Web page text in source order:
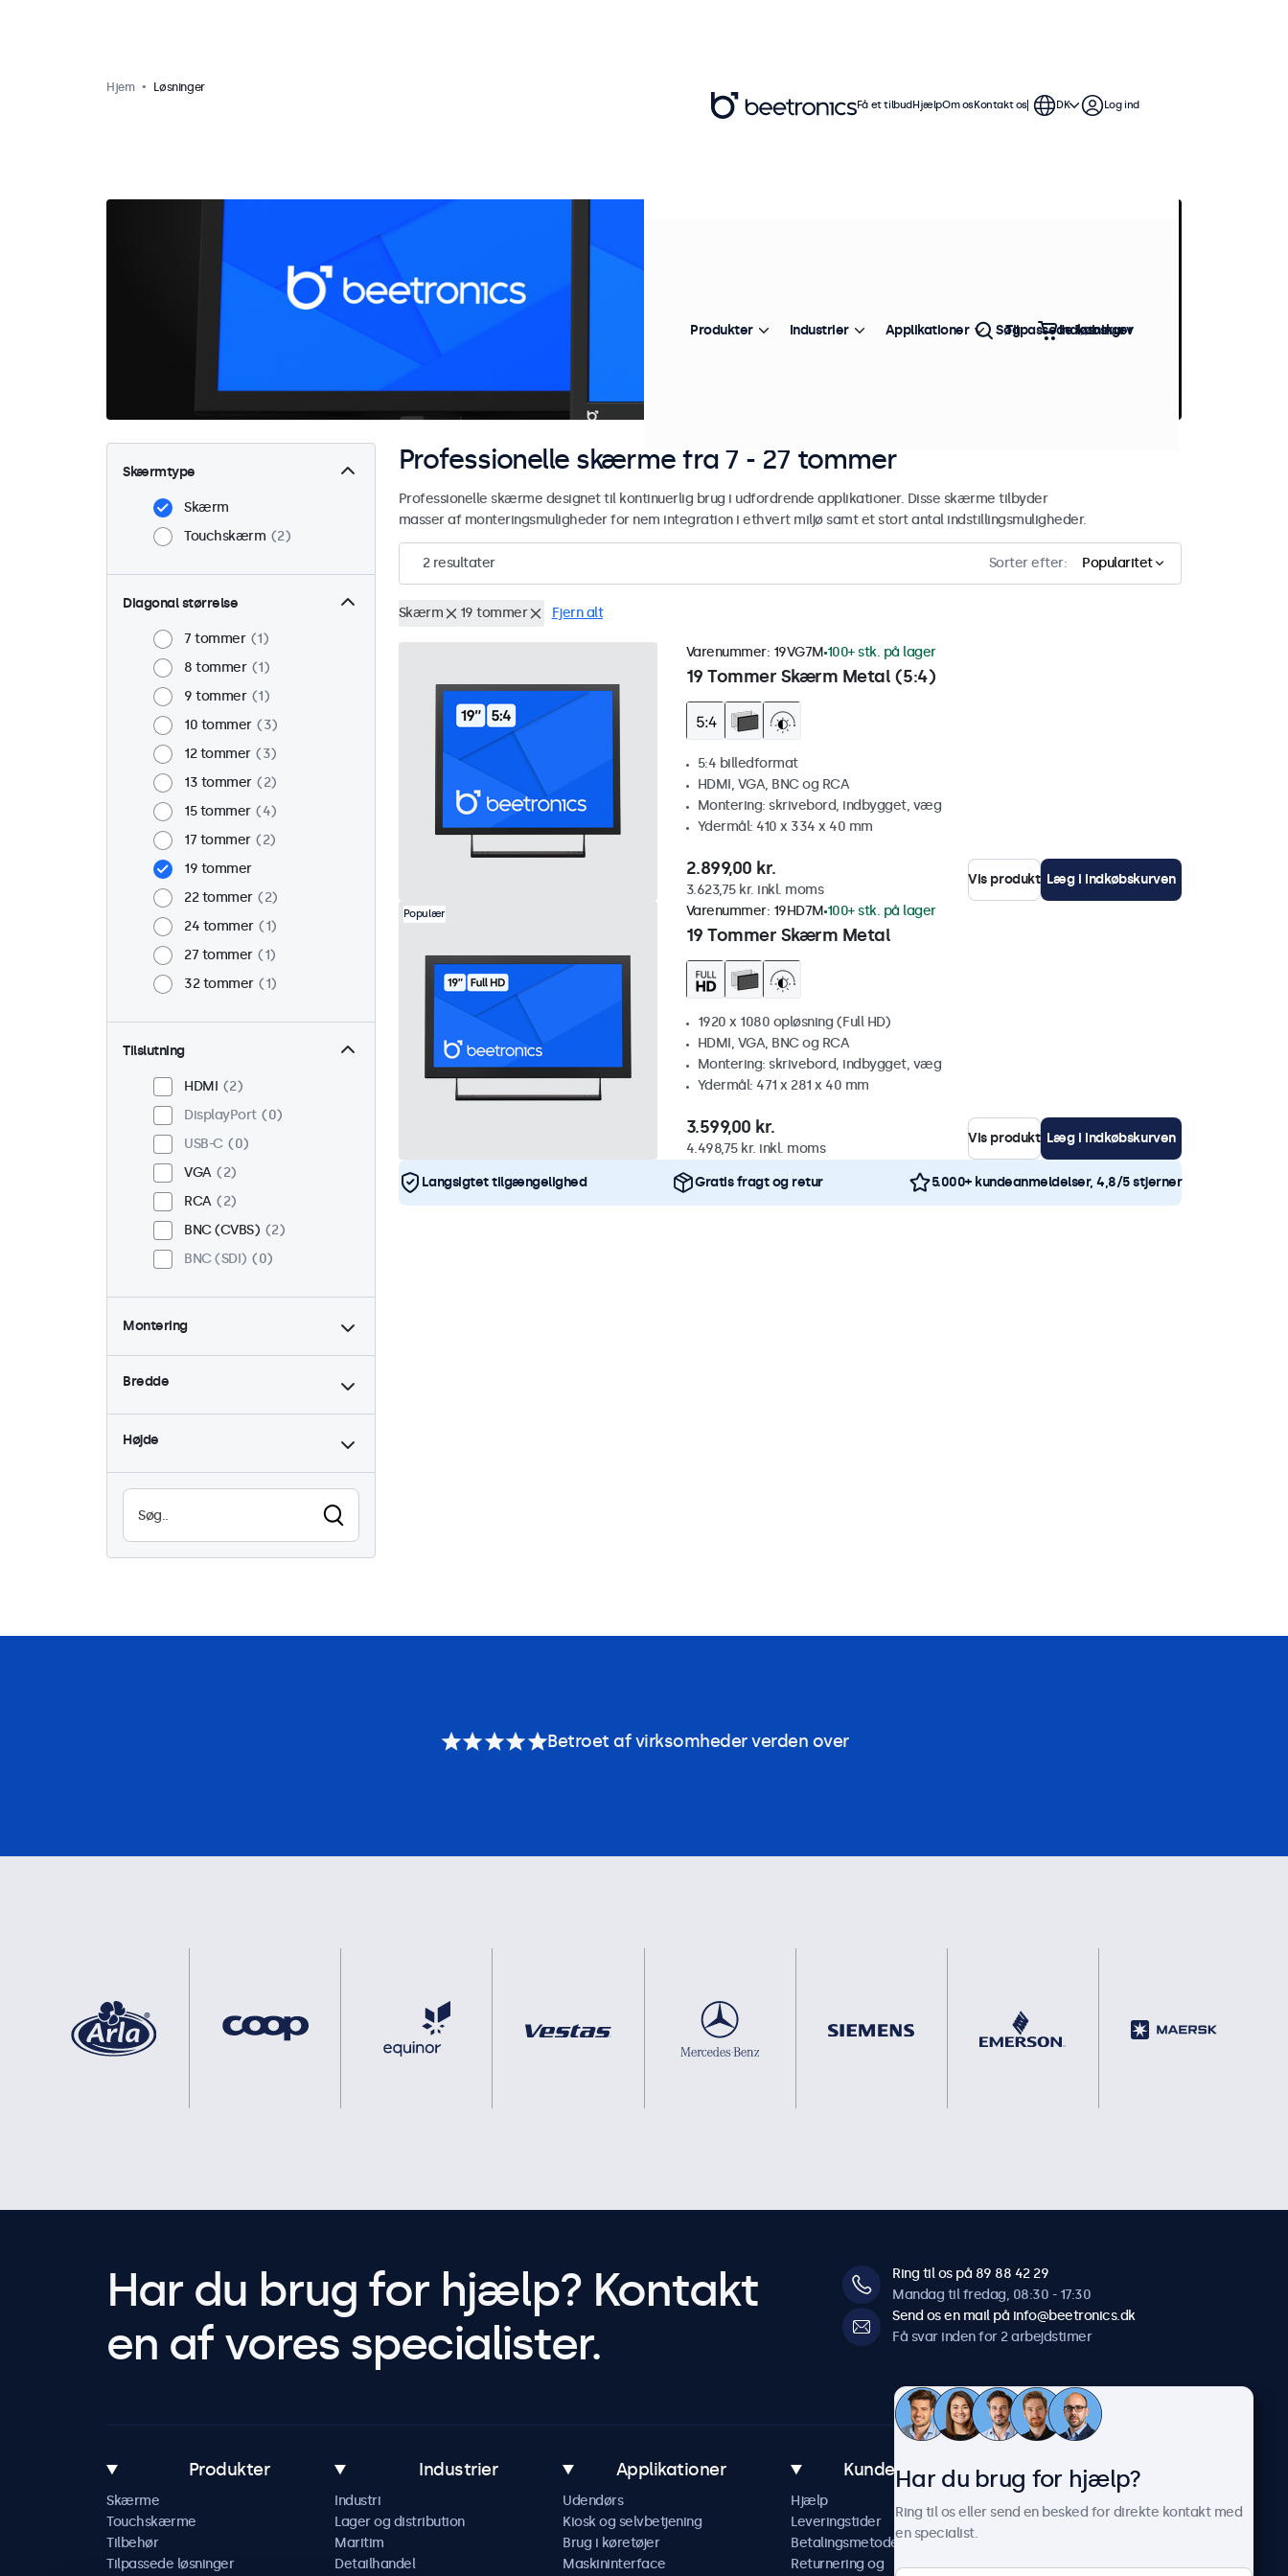
Hjem Løsninger
Skærmtype
Skærm
Touchskærm
2
Diagonal størrelse
7 tommer
1
8 tommer
1
9 tommer
1
10 tommer
3
12 tommer
3
13 tommer
2
15 tommer
4
17 tommer
2
19 tommer
22 tommer
2
24 tommer
1
27 tommer
1
32 tommer
1
Tilslutning
HDMI
2
DisplayPort
0
USB-C
0
VGA
2
RCA
2
BNC (CVBS)
2
BNC (SDI)
0
Montering
Skrivebord
2
Indbygget
2
VESA 75 x 75
0
Bredde
Højde
Professionelle skærme fra 7 - 27 tommer
Professionelle skærme designet til kontinuerlig brug i udfordrende applikationer. Disse skærme tilbyder
masser af monteringsmuligheder for nem integration i ethvert miljø samt et stort antal indstillingsmuligheder.
2resultater Sorter efter: Popularitet
Skærm 19 tommer Fjern alt
19 Tommer Skærm Metal (5:4)
Varenummer: 19VG7M 100+ stk. på lager
5:4 billedformat
HDMI, VGA, BNC og RCA
Montering: skrivebord, indbygget, væg
Ydermål: 410 x 334 x 40 mm
2.899,00 kr.
3.623,75 kr. inkl. moms
Vis produkt Læg i indkøbskurven
Populær
19 Tommer Skærm Metal
Varenummer: 19HD7M 100+ stk. på lager
1920 x 1080 opløsning (Full HD)
HDMI, VGA, BNC og RCA
Montering: skrivebord, indbygget, væg
Ydermål: 471 x 281 x 40 mm
3.599,00 kr.
4.498,75 kr. inkl. moms
Vis produkt Læg i indkøbskurven
Langsigtet tilgængelighed Gratis fragt og retur 5.000+ kundeanmeldelser, 4,8/5 stjerner
Få et tilbudHjælpOm osKontakt os DK Log ind
Produkter Industrier Applikationer Tilpassede løsninger
Søg Indkøbskurv
Betroet af virksomheder verden over
Har du brug for hjælp? Kontakt
en af vores specialister.
Ring til os på 89 88 42 29
Mandag til fredag, 08:30 - 17:30
Send os en mail på info@beetronics.dk
Få svar inden for 2 arbejdstimer
Produkter
Skærme
Touchskærme
Tilbehør
Tilpassede løsninger
Industrier
Industri
Lager og distribution
Maritim
Detailhandel
Applikationer
Udendørs
Kiosk og selvbetjening
Brug i køretøjer
Maskininterface
Kundeservice
Hjælp
Leveringstider
Betalingsmetoder
Returnering og
Om Beetronics
Nyheder og opdateringer
Arbejd hos os
Har du brug for hjælp?
Ring til os eller send en besked for direkte kontakt med
en specialist.